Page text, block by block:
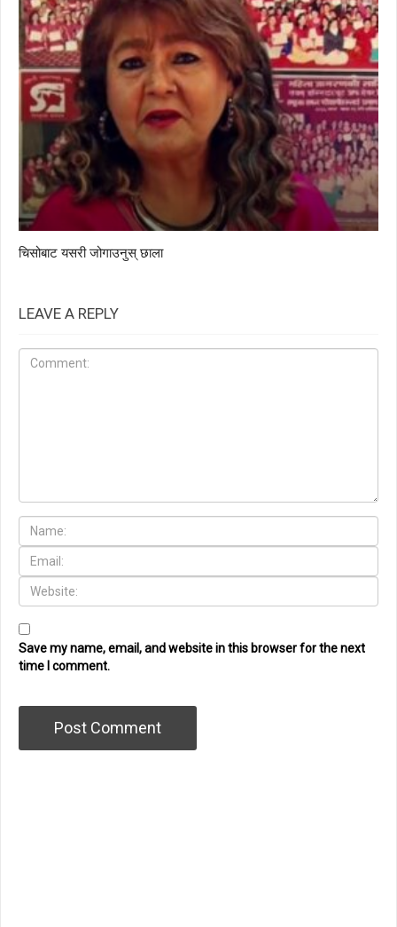
चिसोबाट यसरी जोगाउनुस् छाला
LEAVE A REPLY
Save my name, email, and website in this browser for the next
time I comment.